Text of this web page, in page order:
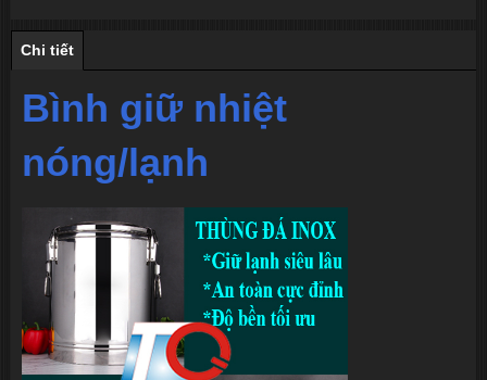
Chi tiết
Bình giữ nhiệt
nóng/lạnh